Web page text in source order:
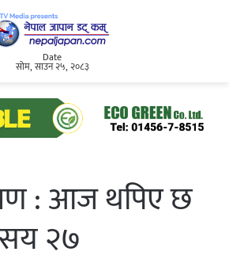
Date
सोम, साउन २५, २०८३
: आज थपिए छ
२७